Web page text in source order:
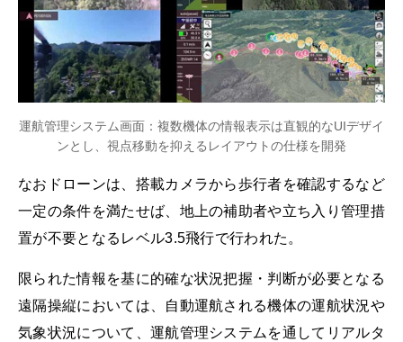
運航管理システム画面：複数機体の情報表示は直観的なUIデザイ
ンとし、視点移動を抑えるレイアウトの仕様を開発
なおドローンは、搭載カメラから歩行者を確認するなど
一定の条件を満たせば、地上の補助者や立ち入り管理措
置が不要となるレベル3.5飛行で行われた。
限られた情報を基に的確な状況把握・判断が必要となる
遠隔操縦においては、自動運航される機体の運航状況や
気象状況について、運航管理システムを通してリアルタ